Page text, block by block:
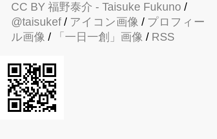
CC BY 福野泰介 - Taisuke Fukuno /
@taisukef/ アイコン画像 / プロフィー
ル画像 / 「一日一創」画像 / RSS